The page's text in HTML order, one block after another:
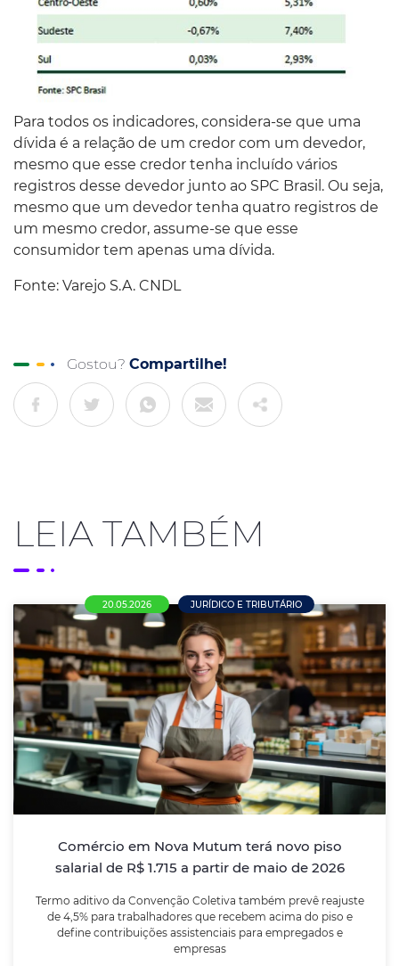
Para todos os indicadores, considera-se que uma
dívida é a relação de um credor com um devedor,
mesmo que esse credor tenha incluído vários
registros desse devedor junto ao SPC Brasil. Ou seja,
mesmo que um devedor tenha quatro registros de
um mesmo credor, assume-se que esse
consumidor tem apenas uma dívida.
Fonte: Varejo S.A. CNDL
Gostou? Compartilhe!
LEIA TAMBÉM
20.05.2026 JURÍDICO E TRIBUTÁRIO
Comércio em Nova Mutum terá novo piso
salarial de R$ 1.715 a partir de maio de 2026
Termo aditivo da Convenção Coletiva também prevê reajuste
de 4,5% para trabalhadores que recebem acima do piso e
define contribuições assistenciais para empregados e
empresas
Comércio em Nova Mutum terá novo piso
salarial de R$ 1.715 a partir de maio de
2026
Termo aditivo da Convenção Coletiva também prevê
reajuste de 4,5% para trabalhadores que recebem
para empregados e empresas
LEIA MAIS